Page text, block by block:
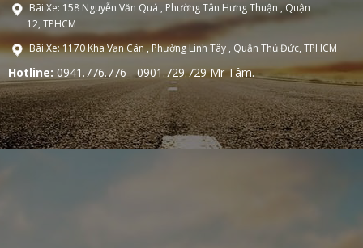
Bãi Xe: 158 Nguyễn Văn Quá , Phường Tân Hưng Thuận , Quận
12, TPHCM
Bãi Xe: 1170 Kha Vạn Cân , Phường Linh Tây , Quận Thủ Đức, TPHCM
Hotline: 0941.776.776 - 0901.729.729 Mr Tâm.